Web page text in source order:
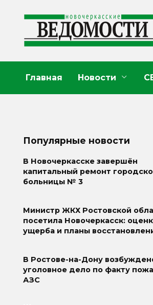
содержанию
Главная Новости
Популярные новости
В Новочеркасске завершён
капитальный ремонт
больницы № 3
Министр ЖКХ Ростовской
посетила Новочеркасск:
ущерба и планы
В Ростове-на-Дону
уголовное дело по факту
АЗС